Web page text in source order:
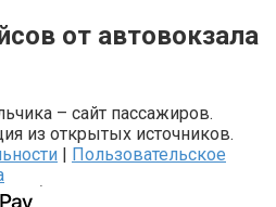
от автовокзала
– сайт пассажиров.
из открытых источников.
| Пользовательское